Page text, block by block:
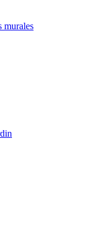
murales